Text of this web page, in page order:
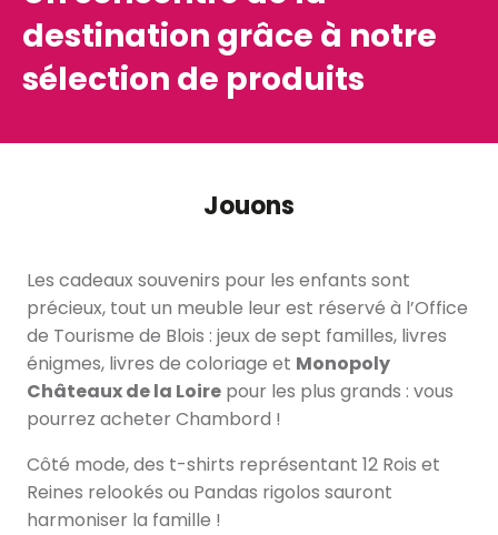
destination grâce à notre
sélection de produits
Jouons
Les cadeaux souvenirs pour les enfants sont
précieux, tout un meuble leur est réservé à l’Office
de Tourisme de Blois : jeux de sept familles, livres
énigmes, livres de coloriage et Monopoly
Châteaux de la Loire pour les plus grands : vous
pourrez acheter Chambord !
Côté mode, des t-shirts représentant 12 Rois et
Reines relookés ou Pandas rigolos sauront
harmoniser la famille !